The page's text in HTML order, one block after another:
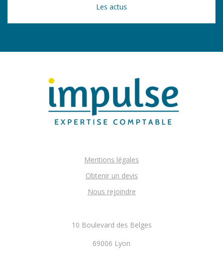
Les actus
Mentions légales
Obtenir un devis
Nous rejoindre
10 Boulevard des Belges
69006 Lyon